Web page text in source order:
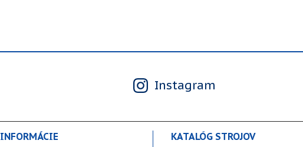
Instagram
INFORMÁCIE KATALÓG STROJOV